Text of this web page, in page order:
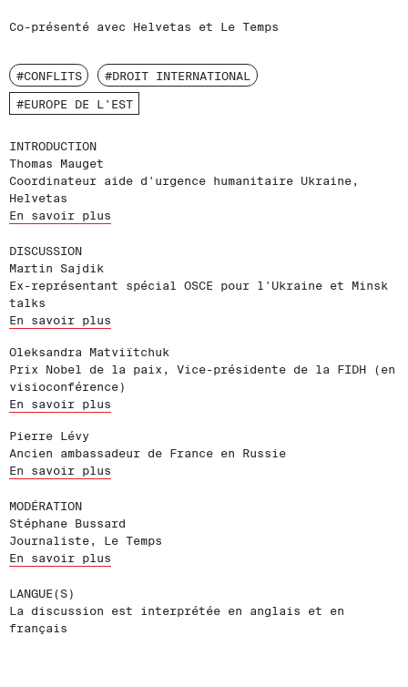
Co-présenté avec Helvetas et Le Temps
#CONFLITS #DROIT INTERNATIONAL
#EUROPE DE L'EST
INTRODUCTION
Thomas Mauget
Coordinateur aide d'urgence humanitaire Ukraine,
Helvetas
En savoir plus
DISCUSSION
Martin Sajdik
Ex-représentant spécial OSCE pour l'Ukraine et Minsk
talks
En savoir plus
Oleksandra Matviïtchuk
Prix Nobel de la paix, Vice-présidente de la FIDH (en
visioconférence)
En savoir plus
Pierre Lévy
Ancien ambassadeur de France en Russie
En savoir plus
MODÉRATION
Stéphane Bussard
Journaliste, Le Temps
En savoir plus
LANGUE(S)
La discussion est interprétée en anglais et en
français